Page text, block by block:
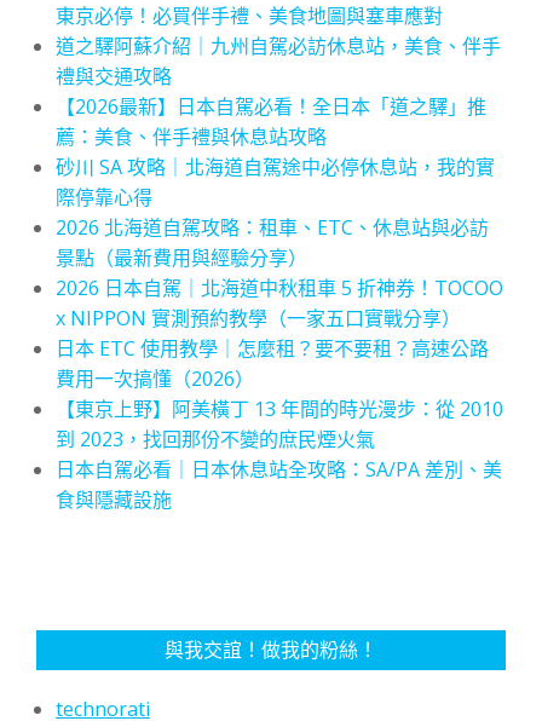
東京必停！必買伴手禮、美食地圖與塞車應對
道之驛阿蘇介紹｜九州自駕必訪休息站，美食、伴手
禮與交通攻略
【2026最新】日本自駕必看！全日本「道之驛」推
薦：美食、伴手禮與休息站攻略
砂川 SA 攻略｜北海道自駕途中必停休息站，我的實
際停靠心得
2026 北海道自駕攻略：租車、ETC、休息站與必訪
景點（最新費用與經驗分享）
2026 日本自駕｜北海道中秋租車 5 折神券！TOCOO
x NIPPON 實測預約教學（一家五口實戰分享）
日本 ETC 使用教學｜怎麼租？要不要租？高速公路
費用一次搞懂（2026）
【東京上野】阿美橫丁 13 年間的時光漫步：從 2010
到 2023，找回那份不變的庶民煙火氣
日本自駕必看｜日本休息站全攻略：SA/PA 差別、美
食與隱藏設施
與我交誼！做我的粉絲！
technorati